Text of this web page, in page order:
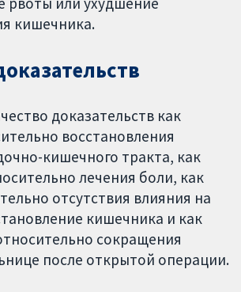
кишечника.
доказательств как
восстановления
кишечного тракта, как
лечения боли, как
отсутствия влияния на
кишечника и как
сокращения
после открытой операции.